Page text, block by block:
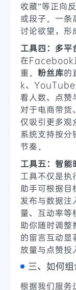
收藏”等正向
或段子。一条
讨论欲望，形
工具四：多平
在Facebook
重。 粉丝库的
k、YouTube
看人数、点赞
对于电商带货
仅吸引更多观
系统支持按分
节奏。
工具五：智能
工具不仅是执
助手可根据目
发布与数据注
量、互动率等
助你随时调整
的留言互动显
放量与点赞投
三、如何
根据我们服务